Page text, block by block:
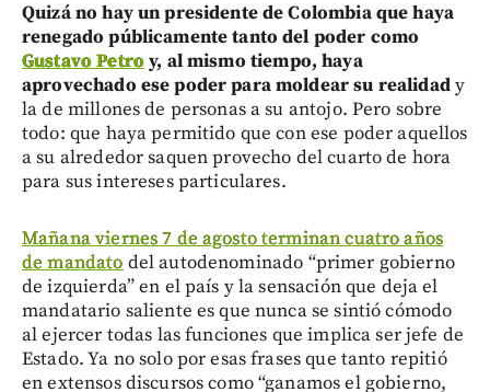
Quizá no hay un presidente de Colombia que haya
renegado públicamente tanto del poder como
Gustavo Petroy, al mismo tiempo, haya
aprovechado ese poder para moldear su realidady
la de millones de personas a su antojo. Pero sobre
todo: que haya permitido que con ese poder aquellos
a su alrededor saquen provecho del cuarto de hora
para sus intereses particulares.
Mañana viernes 7 de agosto terminan cuatro años
de mandato del autodenominado “primer gobierno
de izquierda” en el país y la sensación que deja el
mandatario saliente es que nunca se sintió cómodo
al ejercer todas las funciones que implica ser jefe de
Estado. Ya no solo por esas frases que tanto repitió
en extensos discursos como “ganamos el gobierno,